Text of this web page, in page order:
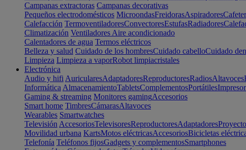
Campanas extractoras Campanas decorativas
Pequeños electrodomésticos MicroondasFreidorasAspiradores
Calefacción TermoventiladoresConvectoresEstufasRadiadores
Climatización Ventiladores Aire acondicionado
Calentadores de agua Termos eléctricos
Belleza y salud Cuidado de los hombresCuidado cabelloCuidado
Limpieza Limpieza a vaporRobot limpiacristales
Electrónica
Audio y hifi AuricularesAdaptadoresReproductoresRadiosAltavoces
Informática AlmacenamientoTabletsComplementosPortátiles
Gaming & streaming Monitores gamingAccesorios
Smart home TimbresCámarasAltavoces
Wearables Smartwatches
Televisión AccesoriosTelevisoresReproductoresAdaptadores
Movilidad urbana KartsMotos eléctricasAccesoriosBicicletas
Telefonía Teléfonos fijosGadgets y complementosSmartphones